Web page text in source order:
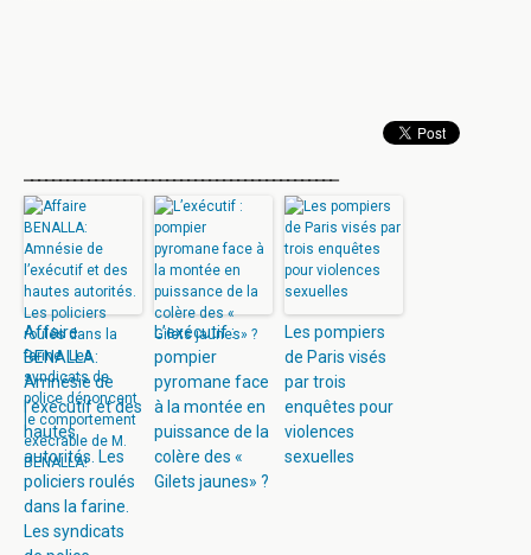
Affaire
BENALLA:
Amnésie de
l’exécutif et des
hautes
autorités. Les
policiers roulés
dans la farine.
Les syndicats
L’exécutif :
pompier
pyromane face
à la montée en
puissance de la
colère des «
Gilets jaunes» ?
Les pompiers
de Paris visés
par trois
enquêtes pour
violences
sexuelles